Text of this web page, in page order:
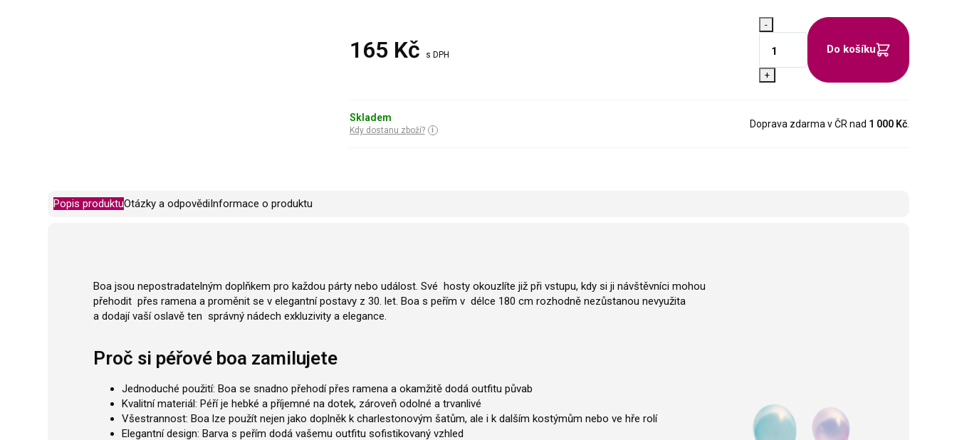
165Kč s DPH
-
+
Do košíku
Skladem
Kdy dostanu zboží?
Doprava zdarma v ČR nad 1 000 Kč.
Popis produktuOtázky a odpovědiInformace o produktu
Boa jsou nepostradatelným doplňkem pro každou párty nebo událost. Své hosty okouzlíte již při vstupu, kdy si ji návštěvníci mohou
přehodit přes ramena a proměnit se v elegantní postavy z 30. let. Boa s peřím v délce 180 cm rozhodně nezůstanou nevyužita
a dodají vaší oslavě ten správný nádech exkluzivity a elegance.
Proč si péřové boa zamilujete
Jednoduché použití: Boa se snadno přehodí přes ramena a okamžitě dodá outfitu půvab
Kvalitní materiál: Péří je hebké a příjemné na dotek, zároveň odolné a trvanlivé
Všestrannost: Boa lze použít nejen jako doplněk k charlestonovým šatům, ale i k dalším kostýmům nebo ve hře rolí
Elegantní design: Barva s peřím dodá vašemu outfitu sofistikovaný vzhled